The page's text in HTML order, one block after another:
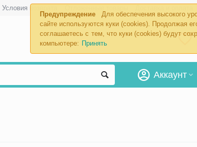
Предупреждение
Для обеспечения высокого
сайте используются куки (cookies). Продолжая
соглашаетесь с тем, что куки (cookies) будут
компьютере: Принять
Условия возврата
Аккаунт